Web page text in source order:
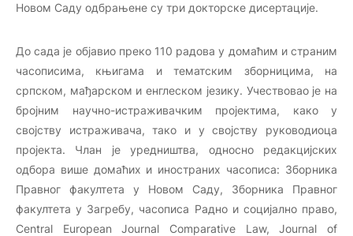
Новом Саду одбрањене су три докторске дисертације.
До сада је објавио преко 110 радова у домаћим и страним
часописима, књигама и тематским зборницима, на
српском, мађарском и енглеском језику. Учествовао је на
бројним научно-истраживачким пројектима, како у
својству истраживача, тако и у својству руководиоца
пројекта. Члан је уредништва, односно редакцијских
одбора више домаћих и иностраних часописа: Зборника
Правног факултета у Новом Саду, Зборника Правног
факултета у Загребу, часописа Радно и социјално право,
Central European Journal Comparative Law,Journal of